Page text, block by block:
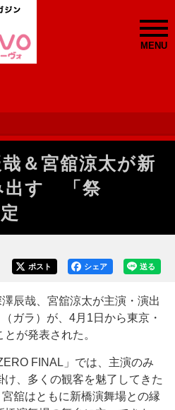
MENU
＆宮舘涼太が新
出す 「祭
送る
シェア
ポスト
辰哉、宮舘涼太が主演・演出
ガラ）が、4月1日から東京・
が発表された。
FINAL」では、主演のみ
、多くの観客を魅了してきた
舘はともに新橋演舞場との縁